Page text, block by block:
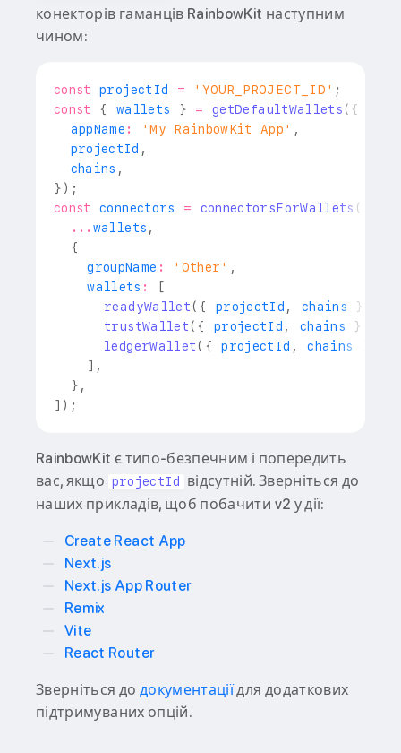
конекторів гаманців RainbowKit наступним
чином:
const projectId = 'YOUR_PROJECT_ID' ;
const
{ wallets } = getDefaultWallets ( {
  appName
: 'My RainbowKit App' ,
  projectId
,
  chains
,
} ) ;
const
connectors = connectorsForWallets (
... wallets ,
{
    groupName
: 'Other' ,
    wallets
:
[
readyWallet( { projectId , chains }
trustWallet( { projectId , chains }
ledgerWallet( { projectId , chains
] ,
} ,
] ) ;
RainbowKit є типо-безпечним і попередить
вас, якщо projectId
відсутній. Зверніться до
наших прикладів, щоб побачити v2 у дії:
Create React App
Next.js
Next.js App Router
Remix
Vite
React Router
Зверніться до документаціїдля додаткових
підтримуваних опцій.